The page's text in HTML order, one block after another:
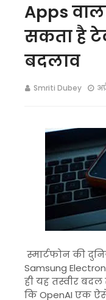
Apps
सकता है
बदलाव
Smriti Dubey
स्मार्टफोन की
Samsung
ही यह तस्वीर
किOpenAI एक ऐसे